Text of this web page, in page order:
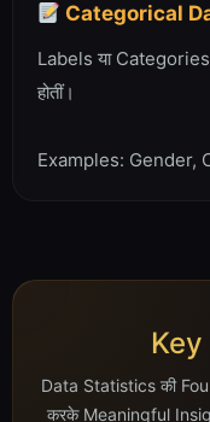
Categorical
Labels या
होतीं।
Examples: Gender,
Data Statistics की
करके Meaningful